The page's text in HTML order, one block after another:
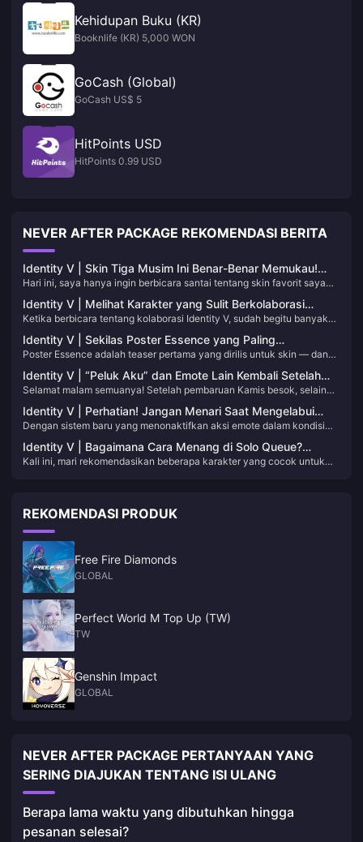
Kehidupan Buku (KR)
Booknlife (KR) 5,000 WON
GoCash (Global)
GoCash US$ 5
HitPoints USD
HitPoints 0.99 USD
NEVER AFTER PACKAGE REKOMENDASI BERITA
Identity V | Skin Tiga Musim Ini Benar-Benar Memukau!
Mereka Menjadi Favorit Para Pemain
Hari ini, saya hanya ingin berbicara santai tentang skin favorit saya
dari beberapa musim — bukan berarti ini yang "terbaik," tapi murni
yang menurut saya paling indah, paling atmosferik, dan layak untuk
dikunjungi kembali.
Identity V | Melihat Karakter yang Sulit Berkolaborasi
Karena Titik Jangkar Unik
Ketika berbicara tentang kolaborasi Identity V, sudah begitu banyak
sehingga sulit untuk menghitungnya! Setiap kolaborasi membawa
kejutan menarik bagi para pemain. Namun, beberapa karakter
memiliki “titik jangkar” yang sangat khas sehingga menemukan
karakter kolaborasi yang benar-benar cocok menjadi tantangan
nyata!
Identity V | Sekilas Poster Essence yang Paling
Menakjubkan dan Kreatif!
Poster Essence adalah teaser pertama yang dirilis untuk skin — dan
poster yang bagus seringkali menentukan bagaimana sebuah skin
diterima! Dalam Identity V, poster essence memiliki otoritas nyata, dan
beberapa contoh ini, sempurna dari ujung kepala hingga kaki, pasti
akan membuat Anda terkagum-kagum!
Identity V | “Peluk Aku” dan Emote Lain Kembali Setelah
Pembaruan Besok!
Selamat malam semuanya! Setelah pembaruan Kamis besok, selain
skin baru seperti "Regression" milik Apostle, "Ivory Tower" milik
Cowboy, dan skin crossover Gardener, beberapa emote karakter dan
aksi menunggu juga akan kembali. Mari kita lihat apa saja yang akan
kembali!
Identity V | Perhatian! Jangan Menari Saat Mengelabui
Pemburu dengan Karakter Ini!
Dengan sistem baru yang menonaktifkan aksi emote dalam kondisi
tertentu yang kini sudah aktif, beberapa animasi tarian karakter tidak
bisa lagi dihentikan, yang dapat berbahaya dalam pertandingan nyata.
Berhati-hatilah terutama dengan karakter berikut!
Identity V | Bagaimana Cara Menang di Solo Queue?
Karakter yang Direkomendasikan untuk Peringkat Solo!
Kali ini, mari rekomendasikan beberapa karakter yang cocok untuk
REKOMENDASI PRODUK
Free Fire Diamonds
GLOBAL
Perfect World M Top Up (TW)
TW
Genshin Impact
GLOBAL
NEVER AFTER PACKAGE PERTANYAAN YANG
SERING DIAJUKAN TENTANG ISI ULANG
Berapa lama waktu yang dibutuhkan hingga
pesanan selesai?